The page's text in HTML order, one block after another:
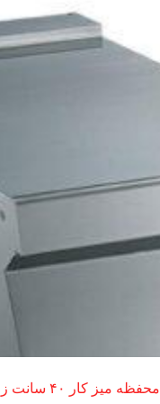
محفظه میز کار ۴۰ سانت زانوسی